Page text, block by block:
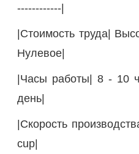
------------|
|Стоимость труда|
Нулевое|
|Часы работы| 8 - 10
день|
|Скорость
cup|